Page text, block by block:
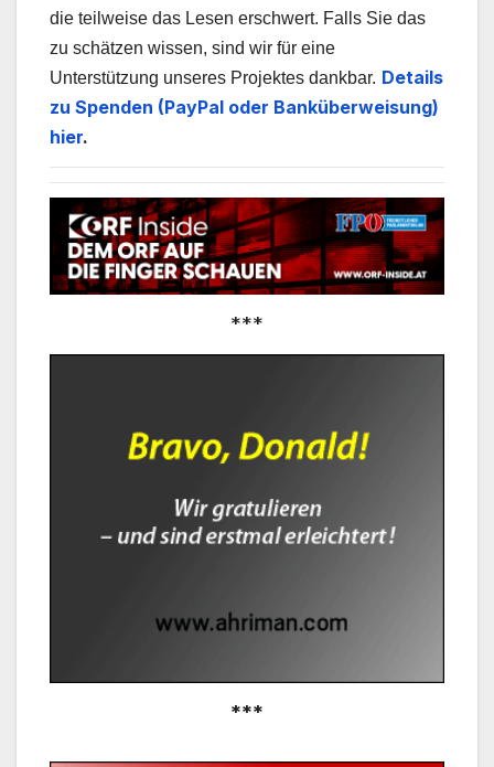
die teilweise das Lesen erschwert. Falls Sie das
zu schätzen wissen, sind wir für eine
Unterstützung unseres Projektes dankbar. Details
zu Spenden (PayPal oder Banküberweisung)
hier.
***
***